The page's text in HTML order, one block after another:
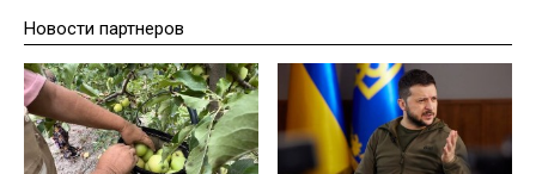
Новости партнеров